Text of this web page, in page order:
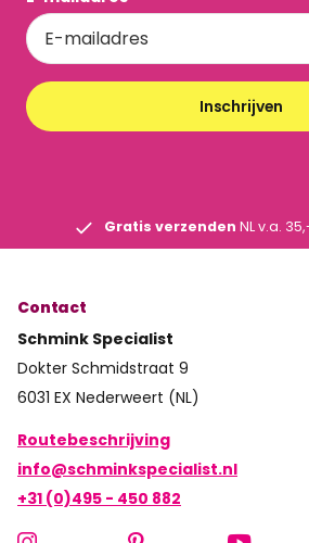
Inschrijven
Gratis verzenden NL v.a.
Contact
Schmink Specialist
Dokter Schmidstraat 9
6031 EX Nederweert (NL)
Routebeschrijving
info@schminkspecialist.nl
+31 (0)495 - 450 882